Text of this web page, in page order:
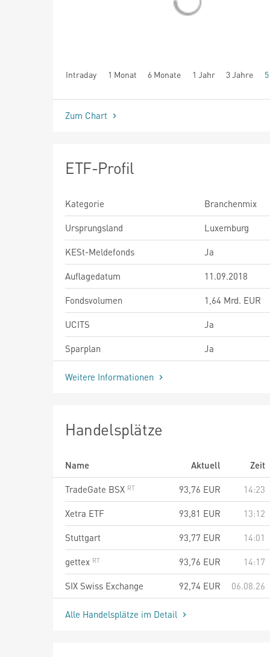
Intraday 1 Monat 6 Monate 1 Jahr 3 Jahre
seit Beginn
Zum Chart
ETF-Profil
Kategorie
Branchenmix
Ursprungsland
Luxemburg
KESt-Meldefonds
Ja
Auflagedatum
11.09.2018
Fondsvolumen
1,64 Mrd. EUR
UCITS
Ja
Sparplan
Ja
Weitere Informationen
Handelsplätze
Name Aktuell
Zeit
TradeGate BSX
93,76 EUR
14:23
Xetra ETF
93,81 EUR
13:12
Stuttgart
93,77 EUR
14:01
gettex
93,76 EUR
14:17
SIX Swiss Exchange
92,74 EUR 06.08.26
Alle Handelsplätze im Detail